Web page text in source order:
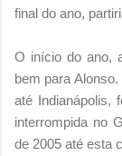
final do ano,
O início do ano,
bem para
até Indianápolis,
interrompida no
de 2005 até esta